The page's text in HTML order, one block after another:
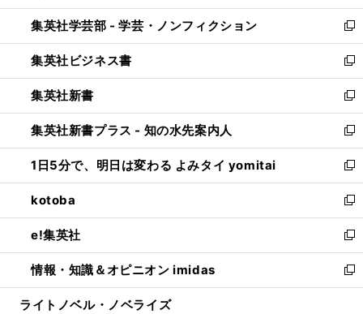
開
く
ウ
で
開
く
ン
ド
ウ
で
開
く
ウ
ィ
ン
ド
ウ
で
開
く
集英社学芸部 - 学芸・ノンフィクション
新
し
い
ウ
ィ
ン
ド
ウ
で
開
く
集英社ビジネス書
新
し
い
ウ
ィ
ン
ド
ウ
で
開
く
集英社新書
新
し
い
ウ
ィ
ン
ド
ウ
で
開
く
集英社新書プラス - 知の水先案内人
新
し
い
ウ
ィ
ン
ド
ウ
で
開
1日5分で、明日は変わる よみタイ yomitai
新
し
い
ウ
ィ
ン
ド
ウ
kotoba
新
し
い
ウ
ィ
ン
e!集英社
新
し
い
ウ
情報・知識＆オピニオン imidas
新
し
ライトノベル・ノベライズ